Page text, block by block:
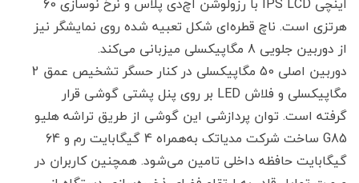
هرتزی است. ناچ قطره‌ای شکل تعبیه شده روی نمایشگر نیز
از دوربین جلویی 8 مگاپیکسلی میزبانی می‌کند.
دوربین اصلی 50 مگاپیکسلی در کنار حسگر تشخیص عمق 2
مگاپیکسلی و فلاش LED بر روی پنل پشتی گوشی قرار
گرفته است. توان پردازشی این گوشی از طریق تراشه هلیو
G85 ساخت شرکت مدیاتک به‌همراه 4 گیگابایت رم و 64
گیگابایت حافظه داخلی تامین می‌شود. همچنین کاربران در